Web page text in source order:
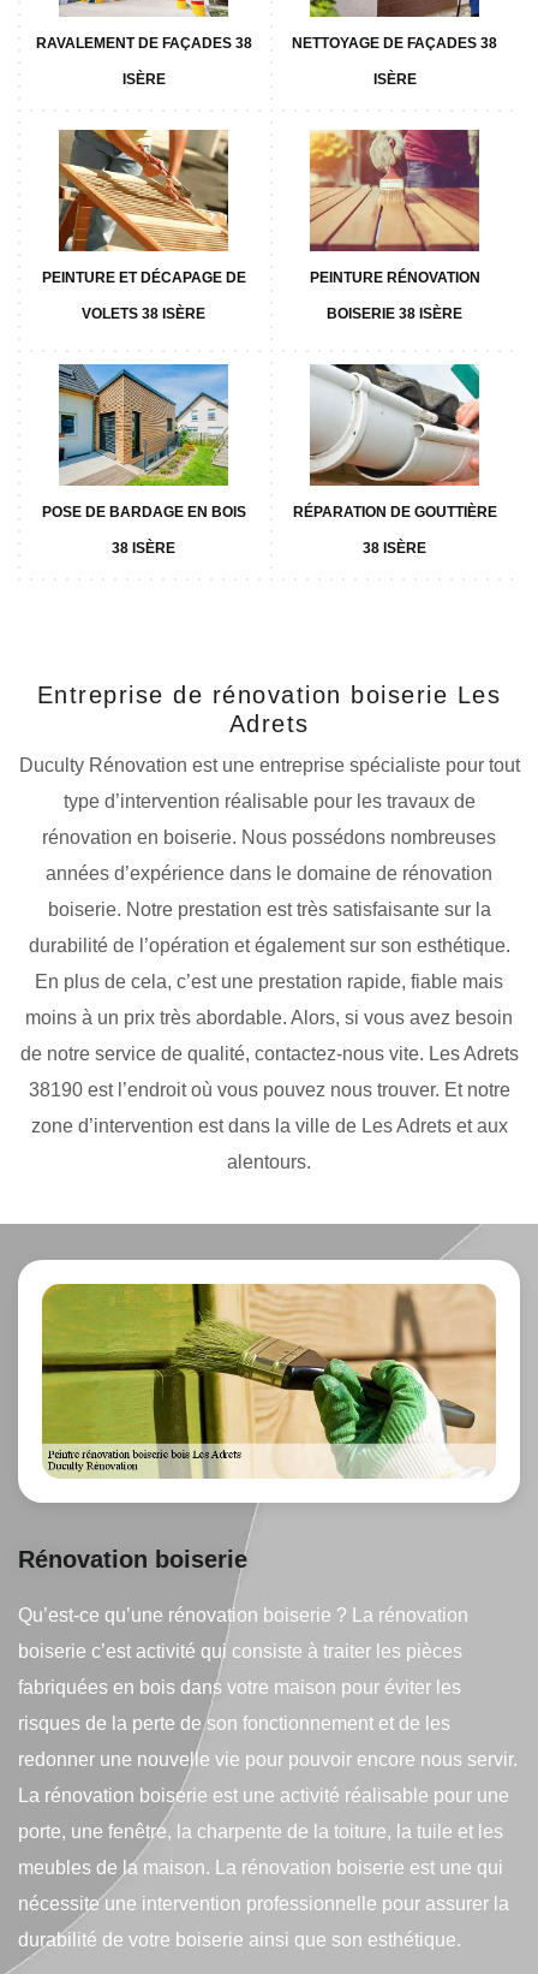
RAVALEMENT DE FAÇADES 38
ISÈRE
NETTOYAGE DE FAÇADES 38
ISÈRE
PEINTURE ET DÉCAPAGE DE
VOLETS 38 ISÈRE
PEINTURE RÉNOVATION
BOISERIE 38 ISÈRE
POSE DE BARDAGE EN BOIS
38 ISÈRE
RÉPARATION DE GOUTTIÈRE
38 ISÈRE
Entreprise de rénovation boiserie Les
Adrets
Duculty Rénovation est une entreprise spécialiste pour tout
type d’intervention réalisable pour les travaux de
rénovation en boiserie. Nous possédons nombreuses
années d’expérience dans le domaine de rénovation
boiserie. Notre prestation est très satisfaisante sur la
durabilité de l’opération et également sur son esthétique.
En plus de cela, c’est une prestation rapide, fiable mais
moins à un prix très abordable. Alors, si vous avez besoin
de notre service de qualité, contactez-nous vite. Les Adrets
38190 est l’endroit où vous pouvez nous trouver. Et notre
zone d’intervention est dans la ville de Les Adrets et aux
alentours.
Rénovation boiserie
Qu’est-ce qu’une rénovation boiserie ? La rénovation
boiserie c’est activité qui consiste à traiter les pièces
fabriquées en bois dans votre maison pour éviter les
risques de la perte de son fonctionnement et de les
redonner une nouvelle vie pour pouvoir encore nous servir.
La rénovation boiserie est une activité réalisable pour une
porte, une fenêtre, la charpente de la toiture, la tuile et les
meubles de la maison. La rénovation boiserie est une qui
nécessite une intervention professionnelle pour assurer la
durabilité de votre boiserie ainsi que son esthétique.